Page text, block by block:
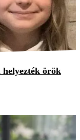
helyezték örök